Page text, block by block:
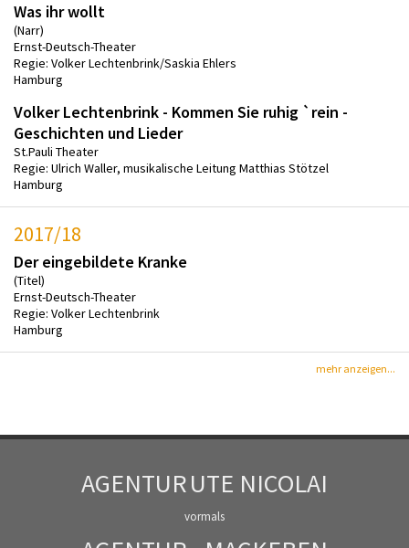
Was ihr wollt
(Narr)
Ernst-Deutsch-Theater
Regie: Volker Lechtenbrink/Saskia Ehlers
Hamburg
Volker Lechtenbrink - Kommen Sie ruhig `rein -
Geschichten und Lieder
St.Pauli Theater
Regie: Ulrich Waller, musikalische Leitung Matthias Stötzel
Hamburg
2017/18
Der eingebildete Kranke
(Titel)
Ernst-Deutsch-Theater
Regie: Volker Lechtenbrink
Hamburg
mehr anzeigen...
AGENTURUTE NICOLAI
vormals